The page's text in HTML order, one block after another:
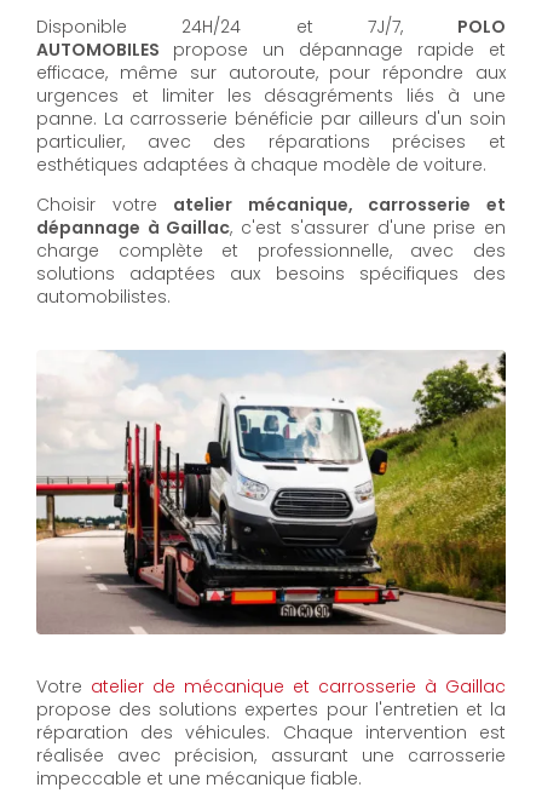
Disponible 24H/24 et 7J/7, POLO
AUTOMOBILES propose un dépannage rapide et
efficace, même sur autoroute, pour répondre aux
urgences et limiter les désagréments liés à une
panne. La carrosserie bénéficie par ailleurs d'un soin
particulier, avec des réparations précises et
esthétiques adaptées à chaque modèle de voiture.
Choisir votre atelier mécanique, carrosserie et
dépannage à Gaillac, c'est s'assurer d'une prise en
charge complète et professionnelle, avec des
solutions adaptées aux besoins spécifiques des
automobilistes.
Votre atelier de mécanique et carrosserie à Gaillac
propose des solutions expertes pour l'entretien et la
réparation des véhicules. Chaque intervention est
réalisée avec précision, assurant une carrosserie
impeccable et une mécanique fiable.